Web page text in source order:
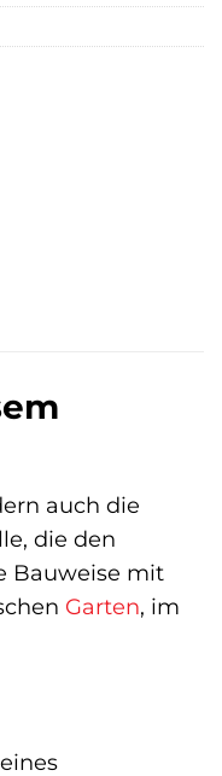
auch die
die den
Bauweise mit
Garten, im